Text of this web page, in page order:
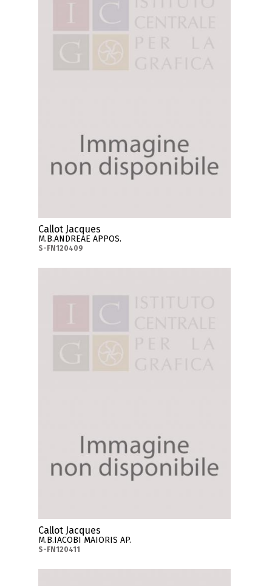
Callot Jacques
M.B.ANDREAE APPOS.
S-FN120409
Callot Jacques
M.B.IACOBI MAIORIS AP.
S-FN120411